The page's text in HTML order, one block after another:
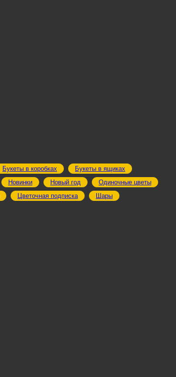
Букеты в коробках
Букеты в ящиках
Новинки Новый год
Одиночные цветы
Цветочная подписка Шары